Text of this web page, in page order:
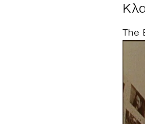
The